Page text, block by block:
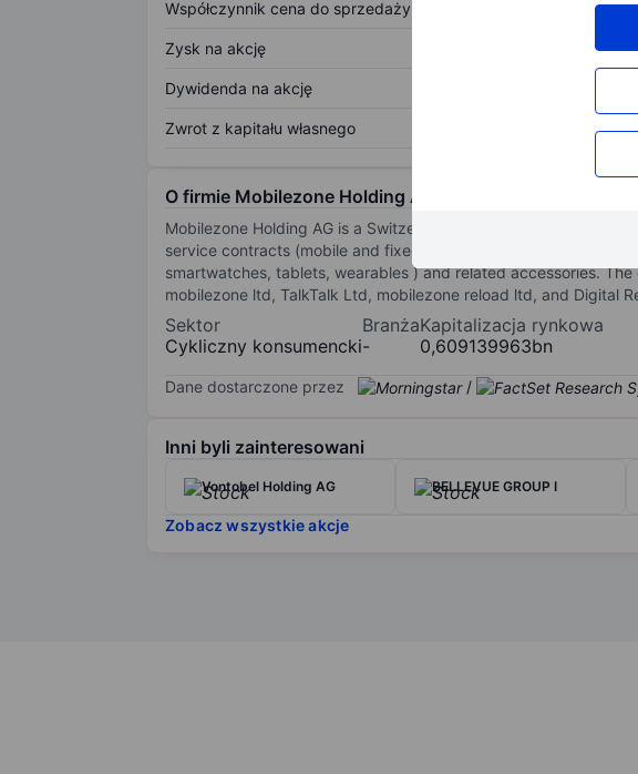
Współczynnik cena do sprzedaży
Zysk na akcję
Dywidenda na akcję
Zwrot z kapitału własnego
O firmie Mobilezone Holding AG
Mobilezone Holding AG is a Switzerland-based company,
service contracts (mobile and fixed-line telephony, Internet,
smartwatches, tablets, wearables ) and related accessories.
mobilezone ltd, TalkTalk Ltd, mobilezone reload ltd, and Digital
Sektor
Cykliczny konsumencki
Branża
-
Kapitalizacja rynkowa
0,609139963bn
Dane dostarczone przez /
Inni byli zainteresowani
Vontobel Holding AG BELLEVUE GROUP I
Zobacz wszystkie akcje